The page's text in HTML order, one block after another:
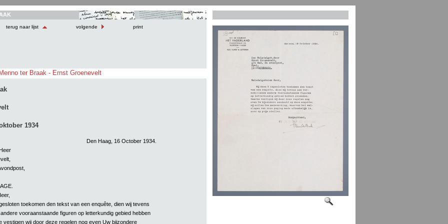
terug naar lijst volgende print
ter Braak - Ernst Groenevelt
1934
Den Haag, 16 October 1934.
toekomen den tekst van een enquête, dien wij tevens
vooraanstaande figuren op letterkundig gebied hebben
vestigen wij door deze regelen nog even Uw bijzondere